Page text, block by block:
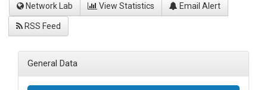
Network Lab View Statistics Email Alert
RSS Feed
General Data